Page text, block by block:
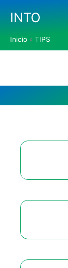
INTO
Inicio TIPS